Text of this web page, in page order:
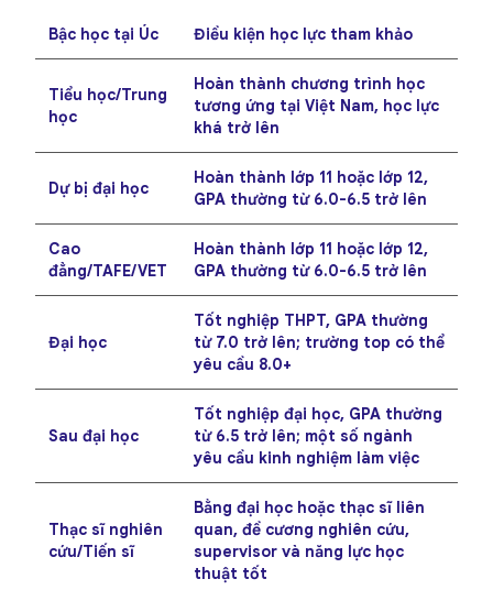
Bậc học tại Úc Điều kiện học lực tham khảo
Tiểu học/Trung
học
Hoàn thành chương trình học
tương ứng tại Việt Nam, học lực
khá trở lên
Dự bị đại học
Hoàn thành lớp 11 hoặc lớp 12,
GPA thường từ 6.0-6.5 trở lên
Cao
đẳng/TAFE/VET
Hoàn thành lớp 11 hoặc lớp 12,
GPA thường từ 6.0-6.5 trở lên
Đại học
Tốt nghiệp THPT, GPA thường
từ 7.0 trở lên; trường top có thể
yêu cầu 8.0+
Sau đại học
Tốt nghiệp đại học, GPA thường
từ 6.5 trở lên; một số ngành
yêu cầu kinh nghiệm làm việc
Thạc sĩ nghiên
cứu/Tiến sĩ
Bằng đại học hoặc thạc sĩ liên
quan, đề cương nghiên cứu,
supervisor và năng lực học
thuật tốt